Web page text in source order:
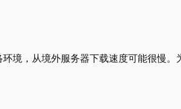
境，从境外服务器下载速度可能很慢。